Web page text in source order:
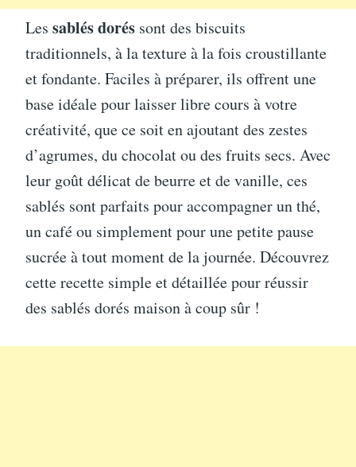
Les sablés dorés sont des biscuits
traditionnels, à la texture à la fois croustillante
et fondante. Faciles à préparer, ils offrent une
base idéale pour laisser libre cours à votre
créativité, que ce soit en ajoutant des zestes
d’agrumes, du chocolat ou des fruits secs. Avec
leur goût délicat de beurre et de vanille, ces
sablés sont parfaits pour accompagner un thé,
un café ou simplement pour une petite pause
sucrée à tout moment de la journée. Découvrez
cette recette simple et détaillée pour réussir
des sablés dorés maison à coup sûr !